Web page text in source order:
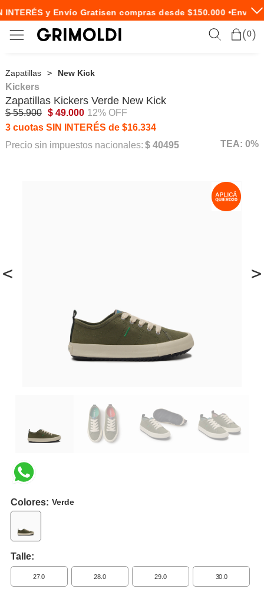
y Envío Gratisen compras desde $150.000 •Envío
0
Zapatillas New Kick
< >
Kickers
Zapatillas Kickers Verde New Kick
$ 55.900 $ 49.000 12% OFF
3 cuotas SIN INTERÉS de $16.334
Precio sin impuestos nacionales: $ 40495 TEA: 0%
Colores: Verde
Talle:
27.0 28.0 29.0 30.0